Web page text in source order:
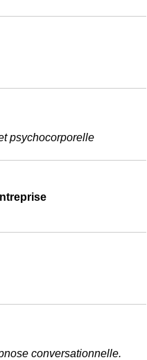
psychocorporelle
conversationnelle.